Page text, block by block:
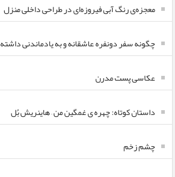
معجزه‌ی رنگ آبی فیروزه‌ای در طراحی داخلی منزل
چگونه سفر دونفره عاشقانه و به یادماندنی
عکاسی پست مدرن
داستان کوتاه: چهره ی غمگین من – هاینریش بُل
چشم زخم